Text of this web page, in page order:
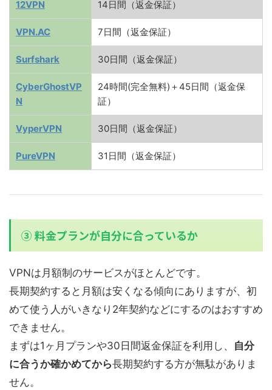
12VPN 14日間（返金保証）
VPN.AC 7日間（返金保証）
Surfshark 30日間（返金保証）
CyberGhostVP
N
24時間(完全無料)＋45日間（返金保
証）
VyperVPN 30日間（返金保証）
PureVPN 31日間（返金保証）
③ 料金プランが自分に合っているか
VPNは月額制のサービスがほとんどです。
長期契約すると月額は安くなる傾向にありますが、初
めて使う人がいきなり2年契約などにするのはおすすめ
できません。
まずは1ヶ月プランや30日間返金保証を利用し、 自分
に合うか確かめてから長期契約する方が無駄がありま
せん。